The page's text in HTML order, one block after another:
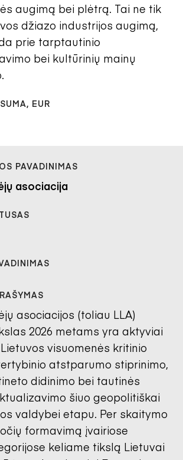
augimą bei plėtrą. Tai ne tik
džiazo industrijos augimą,
prie tarptautinio
bei kultūrinių mainų
asociacija
asociacijos (toliau LLA)
2026 metams yra aktyviai
visuomenės kritinio
atstparumo stiprinimo,
didinimo bei tautinės
šiuo geopolitiškai
valdybei etapu. Per skaitymo
formavimą įvairiose
keliame tikslą Lietuvai